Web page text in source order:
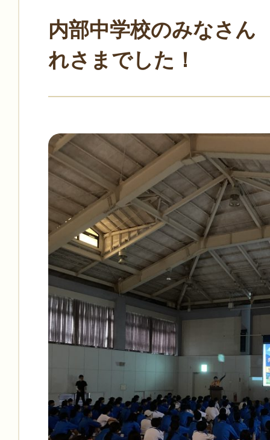
内部中学校のみなさ
れさまでした！